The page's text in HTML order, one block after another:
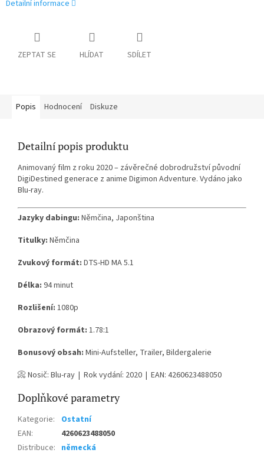
Detailní informace
ZEPTAT SE HLÍDAT SDÍLET
Popis Hodnocení Diskuze
Detailní popis produktu
Animovaný film z roku 2020 – závěrečné dobrodružství původní
DigiDestined generace z anime Digimon Adventure. Vydáno jako
Blu-ray.
Jazyky dabingu: Němčina, Japonština
Titulky: Němčina
Zvukový formát: DTS-HD MA 5.1
Délka: 94 minut
Rozlišení: 1080p
Obrazový formát: 1.78:1
Bonusový obsah: Mini-Aufsteller, Trailer, Bildergalerie
📀 Nosič: Blu-ray | Rok vydání: 2020 | EAN: 4260623488050
Doplňkové parametry
Kategorie:
Ostatní
EAN:
4260623488050
Distribuce: německá